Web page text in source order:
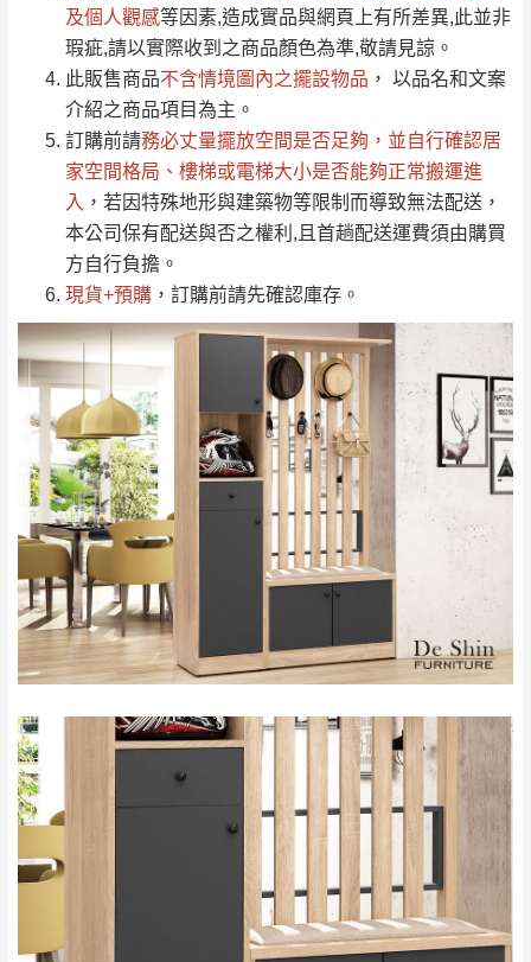
及個人觀感等因素,造成實品與網頁上有所差異,此並非
瑕疵,請以實際收到之商品顏色為準,敬請見諒。
此販售商品不含情境圖內之擺設物品 ， 以品名和文案
介紹之商品項目為主。
訂購前請務必丈量擺放空間是否足夠 ，並自行確認居
家空間格局、 樓梯或電梯大小是否能夠正常搬運進
入 ，若因特殊地形與建築物等限制而導致無法配送，
本公司保有配送與否之權利,且首趟配送運費須由購買
方自行負擔。
現貨+預購 ，訂購前請先確認庫存。
→@dershin ）
桃園
免 運
費
＊A108產品另收運費
復興鄉
新竹
峨眉鄉、五峰鄉、
橫山、北埔鄉、尖
石鄉、寶山鄉山
區、新埔山區、芎
台北 無
新北
雙溪、貢寮、烏
來、平溪、九份、
石門、林口 下福
里、新店山區、三
峽山區、石碇、坪
林、福隆、淡水山
區、北投湖山路、
深坑山區
基隆
$ 9,000以上：免
$ 9,000以下：
NT$500元
＊A108產品另收運費
基隆山區
$ 9,000以上：免
$ 9,000以下：
NT$500元
＊A108產品另收運費
卓蘭鎮、三灣、通
霄山區、西湖、泰
安鄉、大湖鄉、頭
屋、獅潭鄉
若商品價格或庫存有異常，商家有權取消訂
單。部分網路商品恕無法更改原設計或客製，敬請
見諒！
接單後二日內(不含例假日)，我們客服會與您
電話聯絡或E-Mail通知確認訂單。
（線上客
服 LINE → @dershin）
下單前先詢問是否現貨 ，若未詢問下單後無
現貨我們客服會再來電或E-Mail與您聯絡
（洽詢方式請搜尋 Line ID →
地區恕無法提供運送 (詳見運送規章)。
配送範圍：
苗栗至基隆；其它地區暫不開放，如因特殊
地型限制(山區、鄉、鎮、村)、樓梯太小、無
法搬運上樓等因素，導致無法配送，
本公司
保護物流人員的工作安全，賣家無提供吊掛
服務，若需以吊車或其他的吊掛方式吊運，
費用將由買方自行支付。
因大型傢俱有組裝、配送的問題，並非一般
快速到貨商品，無法指定特定時間送達，司
機當天到貨前皆會再與您通知，讓你不用整
天在家等貨，以節省您的寶貴時間。
由於百貨公司配送較為不易，故暫無法配送
至百貨公司內部。
若您選擇三聯式或索取兩聯式發票，發票將於商品
只顯示附上評論